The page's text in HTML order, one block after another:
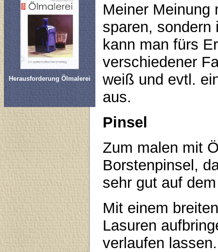
Herausforderung Ölmalerei
Meiner Meinung
sparen, sondern
kann man fürs
verschiedener
weiß und evtl.
aus.
Pinsel
Zum malen mit
Borstenpinsel,
sehr gut auf
Mit einem
Lasuren
verlaufen lassen.